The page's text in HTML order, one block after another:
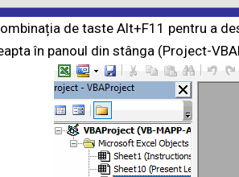
de taste Alt+F11 pentru a
în panoul din stânga (Project-